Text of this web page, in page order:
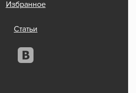
Избранное
Статьи